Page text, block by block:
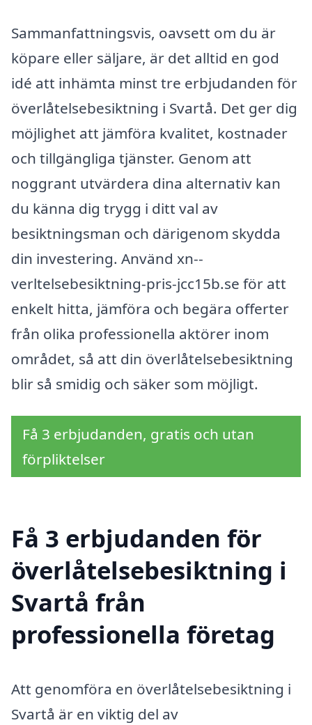
Sammanfattningsvis, oavsett om du är
köpare eller säljare, är det alltid en god
idé att inhämta minst tre erbjudanden för
överlåtelsebesiktning i Svartå. Det ger dig
möjlighet att jämföra kvalitet, kostnader
och tillgängliga tjänster. Genom att
noggrant utvärdera dina alternativ kan
du känna dig trygg i ditt val av
besiktningsman och därigenom skydda
din investering. Använd xn--
verltelsebesiktning-pris-jcc15b.se för att
enkelt hitta, jämföra och begära offerter
från olika professionella aktörer inom
området, så att din överlåtelsebesiktning
blir så smidig och säker som möjligt.
Få 3 erbjudanden, gratis och utan
förpliktelser
Få 3 erbjudanden för
överlåtelsebesiktning i
Svartå från
professionella företag
Att genomföra en överlåtelsebesiktning i
Svartå är en viktig del av